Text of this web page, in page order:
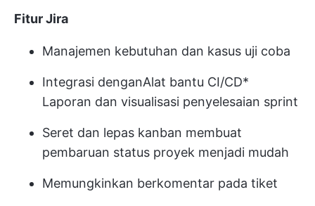
Fitur Jira
Manajemen kebutuhan dan kasus uji coba
Integrasi denganAlat bantu CI/CD*
Laporan dan visualisasi penyelesaian sprint
Seret dan lepas kanban membuat
pembaruan status proyek menjadi mudah
Memungkinkan berkomentar pada tiket